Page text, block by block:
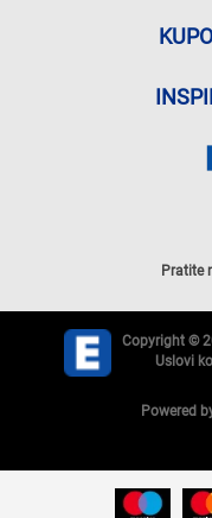
Pratite
Copyright ©
Uslovi
Powered